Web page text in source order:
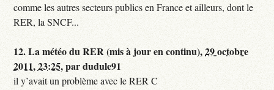
comme les autres secteurs publics en France et ailleurs, dont le
RER, la SNCF...
12.La météo du RER (mis à jour en continu),29 octobre
2011, 23:25,pardudule91
il y’avait un problème avec le RER C